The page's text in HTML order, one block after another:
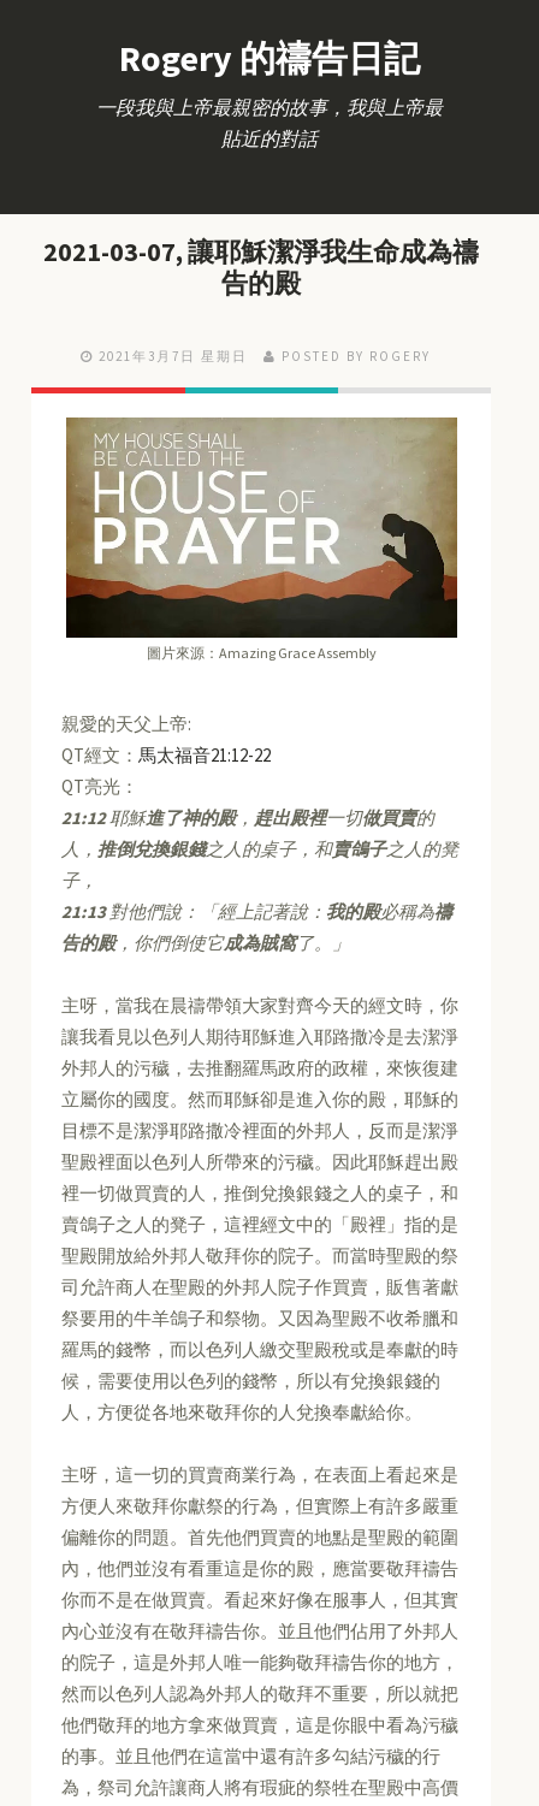
Rogery 的禱告日記
一段我與上帝最親密的故事，我與上帝最
貼近的對話
2021-03-07, 讓耶穌潔淨我生命成為禱
告的殿
2021年3月7日 星期日 POSTED BY ROGERY
圖片來源：Amazing Grace Assembly
親愛的天父上帝:
QT經文：馬太福音21:12-22
QT亮光：
21:12耶穌進了神的殿， 趕出殿裡一切做買賣的
人， 推倒兌換銀錢之人的桌子，和賣鴿子之人的凳
子，
21:13對他們說：「經上記著說： 我的殿必稱為禱
告的殿，你們倒使它成為賊窩了。」
主呀，當我在晨禱帶領大家對齊今天的經文時，你
讓我看見以色列人期待耶穌進入耶路撒冷是去潔淨
外邦人的污穢，去推翻羅馬政府的政權，來恢復建
立屬你的國度。然而耶穌卻是進入你的殿，耶穌的
目標不是潔淨耶路撒冷裡面的外邦人，反而是潔淨
聖殿裡面以色列人所帶來的污穢。因此耶穌趕出殿
裡一切做買賣的人，推倒兌換銀錢之人的桌子，和
賣鴿子之人的凳子，這裡經文中的「殿裡」指的是
聖殿開放給外邦人敬拜你的院子。而當時聖殿的祭
司允許商人在聖殿的外邦人院子作買賣，販售著獻
祭要用的牛羊鴿子和祭物。又因為聖殿不收希臘和
羅馬的錢幣，而以色列人繳交聖殿稅或是奉獻的時
候，需要使用以色列的錢幣，所以有兌換銀錢的
人，方便從各地來敬拜你的人兌換奉獻給你。
主呀，這一切的買賣商業行為，在表面上看起來是
方便人來敬拜你獻祭的行為，但實際上有許多嚴重
偏離你的問題。首先他們買賣的地點是聖殿的範圍
內，他們並沒有看重這是你的殿，應當要敬拜禱告
你而不是在做買賣。看起來好像在服事人，但其實
內心並沒有在敬拜禱告你。並且他們佔用了外邦人
的院子，這是外邦人唯一能夠敬拜禱告你的地方，
然而以色列人認為外邦人的敬拜不重要，所以就把
他們敬拜的地方拿來做買賣，這是你眼中看為污穢
的事。並且他們在這當中還有許多勾結污穢的行
為，祭司允許讓商人將有瑕疵的祭牲在聖殿中高價